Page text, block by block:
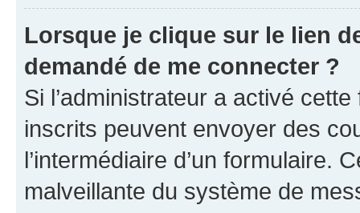
Lorsque je clique sur le lien
demandé de me connecter ?
Si l’administrateur a activé
inscrits peuvent envoyer des
l’intermédiaire d’un formulaire.
malveillante du système de